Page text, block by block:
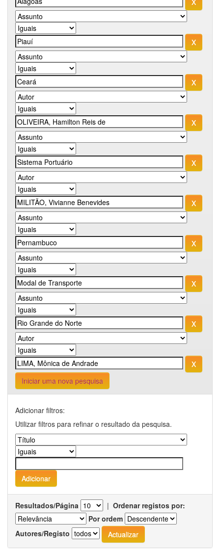
Iniciar uma nova pesquisa
Adicionar filtros:
Utilizar filtros para refinar o resultado da pesquisa.
Resultados/Página | Ordenar registos por:
Por ordem
Autores/Registo